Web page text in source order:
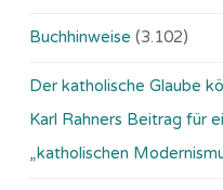
Buchhinweise (3.102)
Der katholische Glaube
Karl Rahners Beitrag für
„katholischen